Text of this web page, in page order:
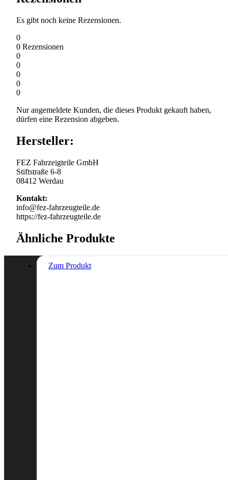
Es gibt noch keine Rezensionen.
0
0 Rezensionen
0
0
0
0
0
Nur angemeldete Kunden, die dieses Produkt gekauft haben,
dürfen eine Rezension abgeben.
Hersteller:
FEZ Fahrzeigteile GmbH
Stiftstraße 6-8
08412 Werdau
Kontakt:
info@fez-fahrzeugteile.de
https://fez-fahrzeugteile.de
Ähnliche Produkte
Zum Produkt